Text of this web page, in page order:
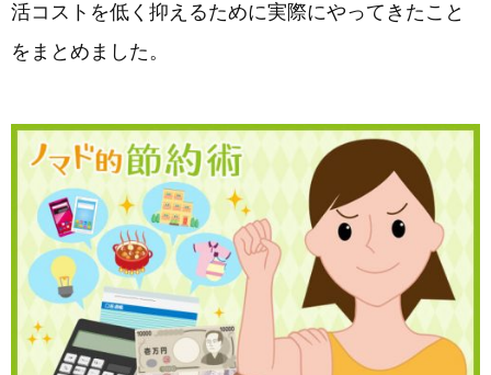
活コストを低く抑えるために実際にやってきたこと
をまとめました。